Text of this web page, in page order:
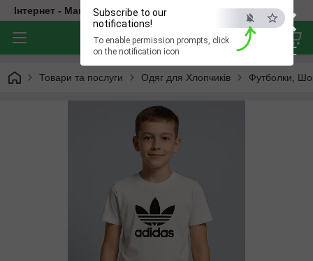
×
ESC
Subscribe to our
notifications!
To enable permission prompts, click
on the notification icon
Інтернет - Магазин Дитячого Одягу
Товари та послуги Одяг для Хлопчиків Футболки,